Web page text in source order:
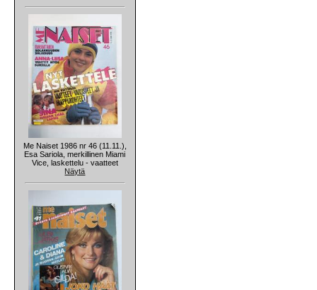
Me Naiset 1986 nr 46 (11.11.),
Esa Sariola, merkillinen Miami
Vice, laskettelu - vaatteet
Näytä